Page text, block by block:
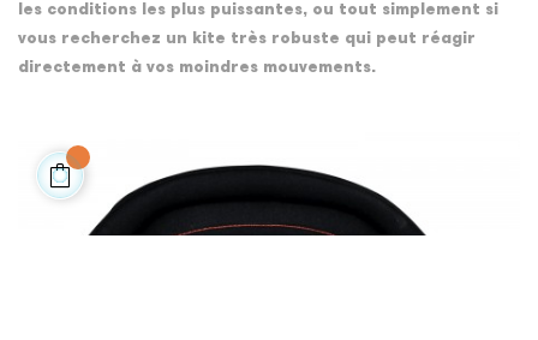
les conditions les plus puissantes, ou tout simplement si
vous recherchez un kite très robuste qui peut réagir
directement à vos moindres mouvements.